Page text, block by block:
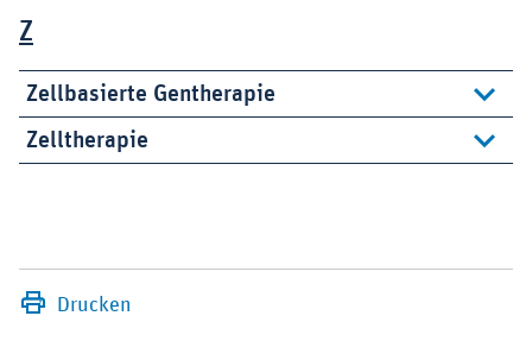
Z
Zellbasierte Gentherapie
Zelltherapie
Drucken